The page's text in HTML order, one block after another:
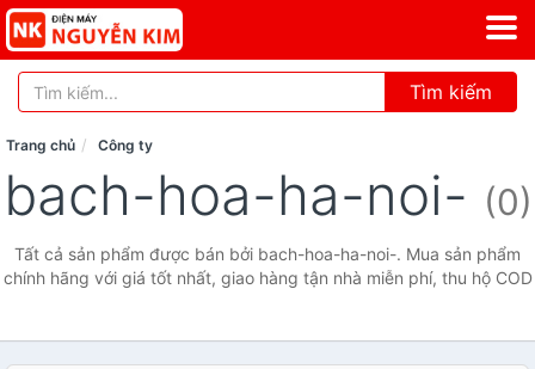
Tìm kiếm
Trang chủ Công ty
bach-hoa-ha-noi- (0)
Tất cả sản phẩm được bán bởi bach-hoa-ha-noi-. Mua sản phẩm
chính hãng với giá tốt nhất, giao hàng tận nhà miễn phí, thu hộ COD